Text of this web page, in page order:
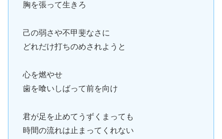
胸を張って生きろ
己の弱さや不甲斐なさに
どれだけ打ちのめされようと
心を燃やせ
歯を喰いしばって前を向け
君が足を止めてうずくまっても
時間の流れは止まってくれない